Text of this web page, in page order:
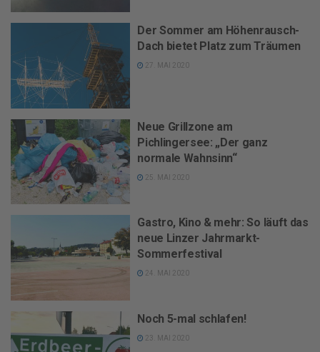
Der Sommer am Höhenrausch-
Dach bietet Platz zum Träumen
27. MAI 2020
Neue Grillzone am
Pichlingersee: „Der ganz
normale Wahnsinn“
25. MAI 2020
Gastro, Kino & mehr: So läuft das
neue Linzer Jahrmarkt-
Sommerfestival
24. MAI 2020
Noch 5-mal schlafen!
23. MAI 2020